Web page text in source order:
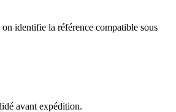
identifie la référence compatible sous
avant expédition.